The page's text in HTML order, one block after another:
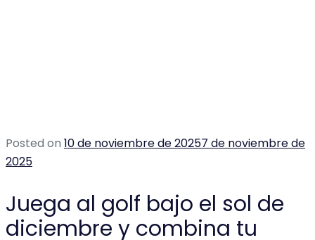
Posted on 10 de noviembre de 20257 de noviembre de
2025
Juega al golf bajo el sol de
diciembre y combina tu